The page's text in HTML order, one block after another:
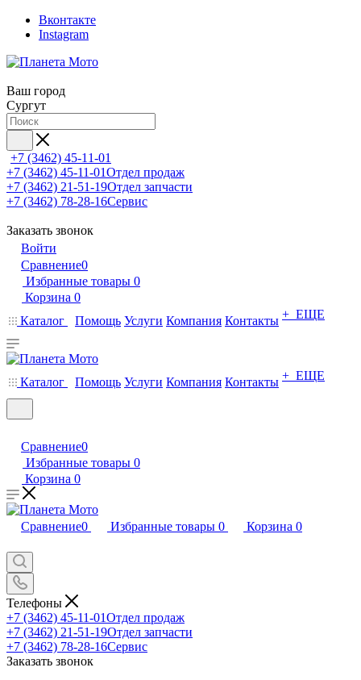
Вконтакте
Instagram
Ваш город
Сургут
+7 (3462) 45-11-01
+7 (3462) 45-11-01Отдел продаж
+7 (3462) 21-51-19Отдел запчасти
+7 (3462) 78-28-16Сервис
Заказать звонок
Войти
Сравнение0
Избранные товары 0
Корзина 0
Каталог
Помощь Услуги Компания Контакты + ЕЩЕ
Каталог Помощь Услуги Компания Контакты + ЕЩЕ
Сравнение0
Избранные товары 0
Корзина 0
Сравнение0 Избранные товары 0 Корзина 0
Телефоны
+7 (3462) 45-11-01Отдел продаж
+7 (3462) 21-51-19Отдел запчасти
+7 (3462) 78-28-16Сервис
Заказать звонок